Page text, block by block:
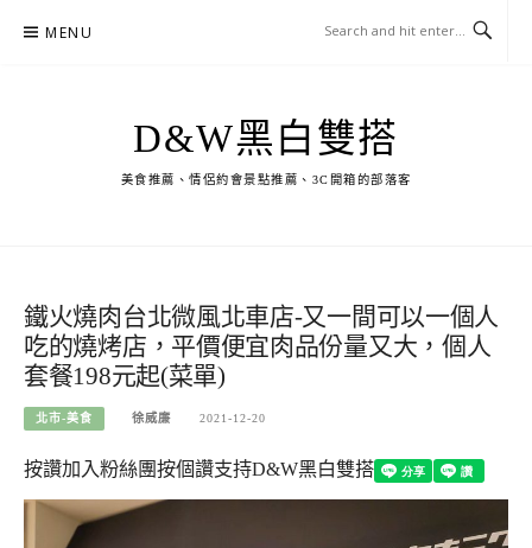
MENU
D&W黑白雙搭
美食推薦、情侶約會景點推薦、3C開箱的部落客
鐵火燒肉台北微風北車店-又一間可以一個人
吃的燒烤店，平價便宜肉品份量又大，個人
套餐198元起(菜單)
北市-美食 徐威廉 2021-12-20
按讚加入粉絲團按個讚支持D&W黑白雙搭